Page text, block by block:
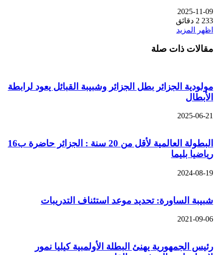
2025-11-09
233 2 دقائق
اظهر المزيد
مقالات ذات صلة
مولودية الجزائر بطل الجزائر وشبيبة القبائل يعود لرابطة
الأبطال
2025-06-21
البطولة العالمية لأقل من 20 سنة : الجزائر حاضرة ب16
رياضيا بليما
2024-08-19
شبيبة الساورة: تحديد موعد استئناف التدريبات
2021-09-06
رئيس الجمهورية يهنئ البطلة الأولمبية كيليا نمور